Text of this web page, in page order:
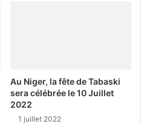
Au Niger, la fête de Tabaski
sera célébrée le 10 Juillet
2022
1 juillet 2022